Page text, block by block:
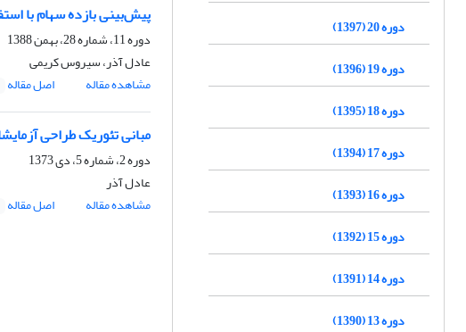
پیش‌بینی بازده سهام با
دوره 11، شماره 28، بهمن 1388
عادل آذر، سیروس کریمی
مشاهده مقاله
اصل مقاله
مبانی تئوریک طراحی
دوره 2، شماره 5، دی 1373
عادل آذر
مشاهده مقاله
اصل مقاله
دوره 20 (1397)
دوره 19 (1396)
دوره 18 (1395)
دوره 17 (1394)
دوره 16 (1393)
دوره 15 (1392)
دوره 14 (1391)
دوره 13 (1390)